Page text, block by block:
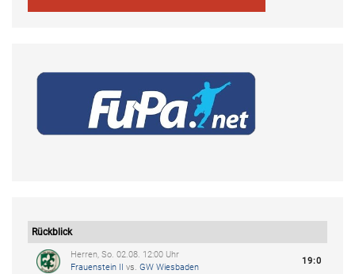
Rückblick
Herren, So. 02.08. 12:00 Uhr
Frauenstein II
vs. GW Wiesbaden
19:0